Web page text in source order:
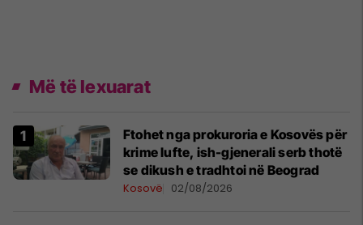
Më të lexuarat
Ftohet nga prokuroria e Kosovës për
krime lufte, ish-gjenerali serb thotë
se dikush e tradhtoi në Beograd
Kosovë 02/08/2026